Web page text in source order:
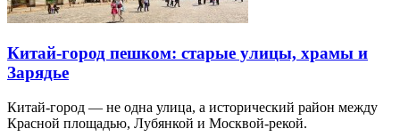
Китай-город пешком: старые улицы, храмы и
Зарядье
Китай-город — не одна улица, а исторический район между
Красной площадью, Лубянкой и Москвой-рекой.